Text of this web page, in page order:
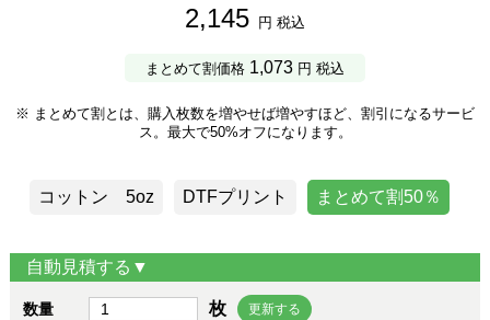
2,145 円 税込
まとめて割価格 1,073 円 税込
※ まとめて割とは、購入枚数を増やせば増やすほど、割引になるサービ
ス。最大で50%オフになります。
コットン 5oz DTFプリント まとめて割50％
自動見積する▼
数量 枚 更新する